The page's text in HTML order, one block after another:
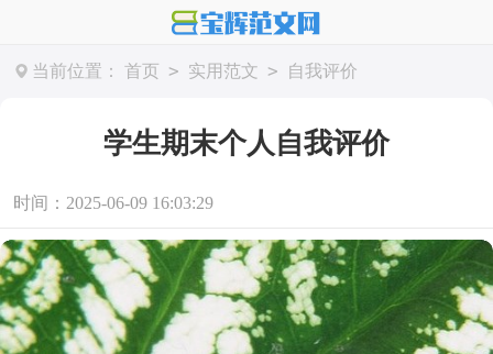
当前位置： 首页 > 实用范文 > 自我评价
学生期末个人自我评价
时间：2025-06-09 16:03:29